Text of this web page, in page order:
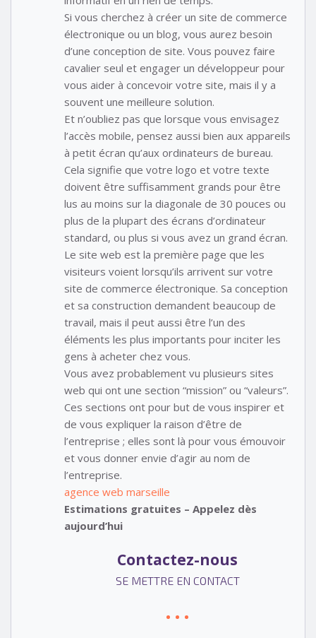
Si vous cherchez à créer un site de commerce
électronique ou un blog, vous aurez besoin
d’une conception de site. Vous pouvez faire
cavalier seul et engager un développeur pour
vous aider à concevoir votre site, mais il y a
souvent une meilleure solution.
Et n’oubliez pas que lorsque vous envisagez
l’accès mobile, pensez aussi bien aux appareils
à petit écran qu’aux ordinateurs de bureau.
Cela signifie que votre logo et votre texte
doivent être suffisamment grands pour être
lus au moins sur la diagonale de 30 pouces ou
plus de la plupart des écrans d’ordinateur
standard, ou plus si vous avez un grand écran.
Le site web est la première page que les
visiteurs voient lorsqu’ils arrivent sur votre
site de commerce électronique. Sa conception
et sa construction demandent beaucoup de
travail, mais il peut aussi être l’un des
éléments les plus importants pour inciter les
gens à acheter chez vous.
Vous avez probablement vu plusieurs sites
web qui ont une section “mission” ou “valeurs”.
Ces sections ont pour but de vous inspirer et
de vous expliquer la raison d’être de
l’entreprise ; elles sont là pour vous émouvoir
et vous donner envie d’agir au nom de
l’entreprise.
agence web marseille
Estimations gratuites – Appelez dès
aujourd’hui
Contactez-nous
SE METTRE EN CONTACT